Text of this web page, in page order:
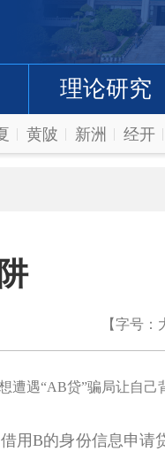
理论研究
黄陂 新洲 经开
【字号：
遇“AB贷”骗局让自己
用B的身份信息申请